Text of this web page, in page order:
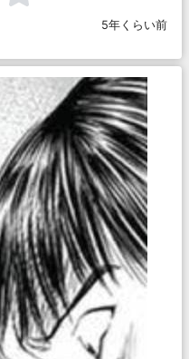
5年くらい前